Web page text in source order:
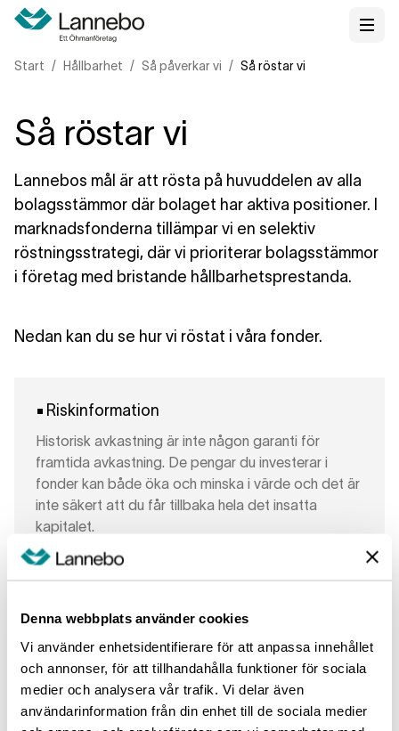
Denna webbplats använder cookies
Vi använder enhetsidentifierare för att anpassa innehållet
och annonser, för att tillhandahålla funktioner för sociala
medier och analysera vår trafik. Vi delar även
användarinformation från din enhet till de sociala medier
Start Hållbarhet Så påverkar vi Så röstar vi
Så röstar vi
Lannebos mål är att rösta på huvuddelen av alla
bolagsstämmor där bolaget har aktiva positioner. I
marknadsfonderna tillämpar vi en selektiv
röstningsstrategi, där vi prioriterar bolagsstämmor
i företag med bristande hållbarhetsprestanda.
Nedan kan du se hur vi röstat i våra fonder.
Riskinformation
Historisk avkastning är inte någon garanti för
framtida avkastning. De pengar du investerar i
fonder kan både öka och minska i värde och det är
inte säkert att du får tillbaka hela det insatta
kapitalet.